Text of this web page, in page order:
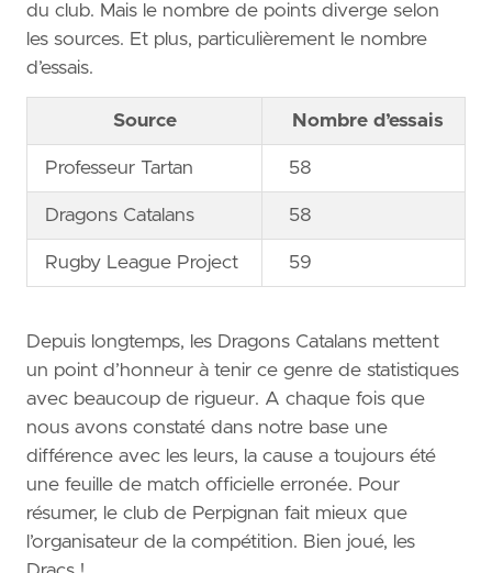
du club. Mais le nombre de points diverge selon
les sources. Et plus, particulièrement le nombre
d’essais.
Source Nombre d’essais
Professeur Tartan 58
Dragons Catalans 58
Rugby League Project 59
Depuis longtemps, les Dragons Catalans mettent
un point d’honneur à tenir ce genre de statistiques
avec beaucoup de rigueur. A chaque fois que
nous avons constaté dans notre base une
différence avec les leurs, la cause a toujours été
une feuille de match officielle erronée. Pour
résumer, le club de Perpignan fait mieux que
l’organisateur de la compétition. Bien joué, les